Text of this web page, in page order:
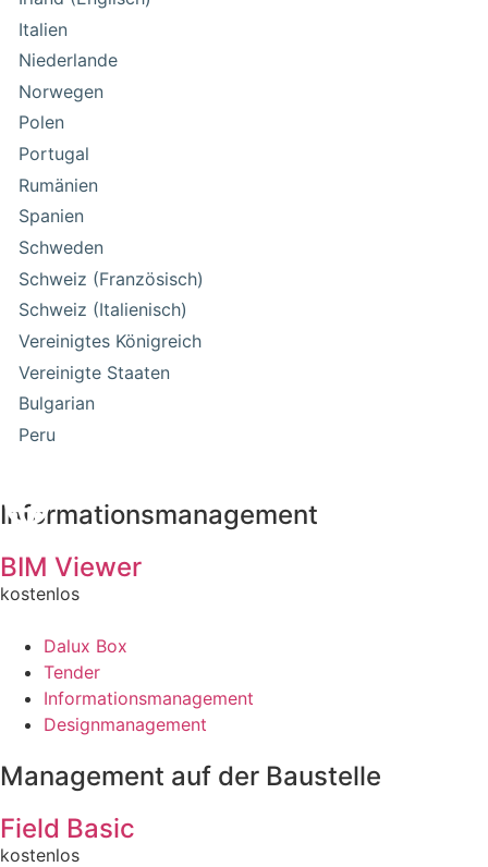
Italien
Niederlande
Norwegen
Polen
Portugal
Rumänien
Spanien
Schweden
Schweiz (Französisch)
Schweiz (Italienisch)
Vereinigtes Königreich
Vereinigte Staaten
Bulgarian
Peru
Informationsmanagement
BIM Viewer
kostenlos
Dalux Box
Tender
Informationsmanagement
Designmanagement
Management auf der Baustelle
Field Basic
kostenlos